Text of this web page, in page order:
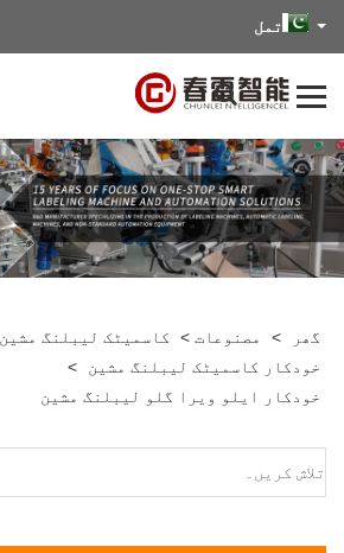
تمل
گھر > مصنوعات > کاسمیٹک لیبلنگ مشین
خودکار کاسمیٹک لیبلنگ مشین
>
خودکار ایلو ویرا گلو لیبلنگ مشین